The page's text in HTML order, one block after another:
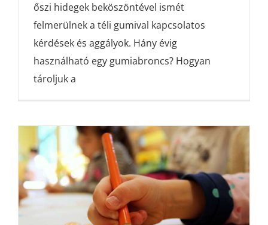
őszi hidegek beköszöntével ismét
felmerülnek a téli gumival kapcsolatos
kérdések és aggályok. Hány évig
használható egy gumiabroncs? Hogyan
tároljuk a